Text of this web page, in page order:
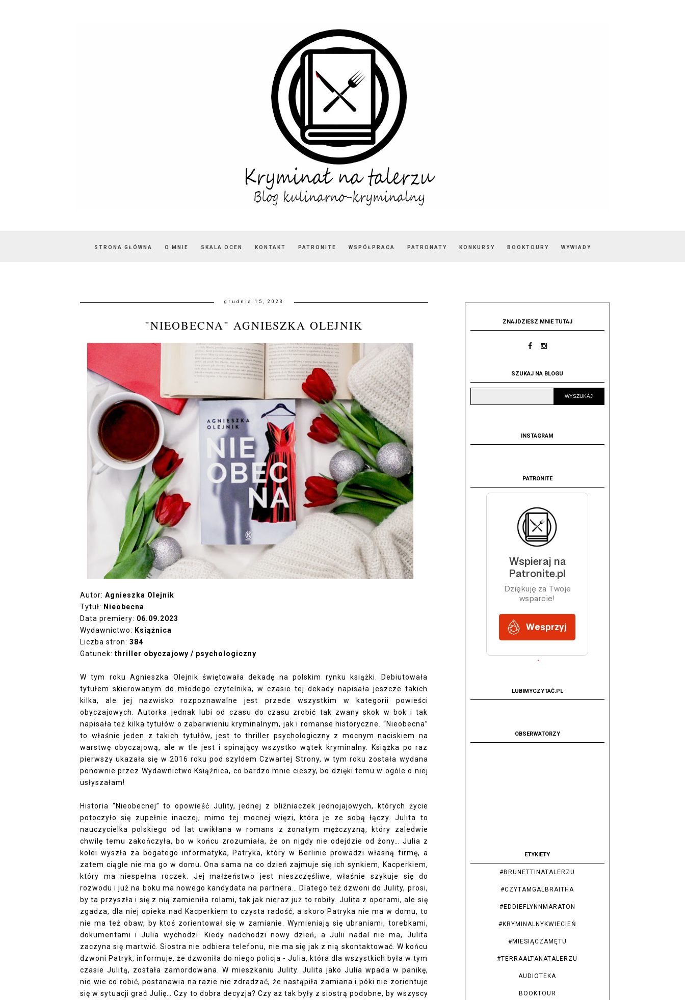
STRONA GŁÓWNA O MNIE SKALA OCEN KONTAKT PATRONITE WSPÓŁPRACA PATRONATY KONKURSY BOOKTOURY WYWIADY
grudnia 15, 2023
"NIEOBECNA" AGNIESZKA OLEJNIK
Autor: Agnieszka Olejnik
Tytuł: Nieobecna
Data premiery: 06.09.2023
Wydawnictwo: Książnica
Liczba stron: 384
Gatunek: thriller obyczajowy / psychologiczny
W tym roku Agnieszka Olejnik świętowała dekadę na polskim rynku książki. Debiutowała
tytułem skierowanym do młodego czytelnika, w czasie tej dekady napisała jeszcze takich
kilka, ale jej nazwisko rozpoznawalne jest przede wszystkim w kategorii powieści
obyczajowych. Autorka jednak lubi od czasu do czasu zrobić tak zwany skok w bok i tak
napisała też kilka tytułów o zabarwieniu kryminalnym, jak i romanse historyczne. “Nieobecna”
to właśnie jeden z takich tytułów, jest to thriller psychologiczny z mocnym naciskiem na
warstwę obyczajową, ale w tle jest i spinający wszystko wątek kryminalny. Książka po raz
pierwszy ukazała się w 2016 roku pod szyldem Czwartej Strony, w tym roku została wydana
ponownie przez Wydawnictwo Książnica, co bardzo mnie cieszy, bo dzięki temu w ogóle o niej
usłyszałam!
Historia “Nieobecnej” to opowieść Julity, jednej z bliźniaczek jednojajowych, których życie
potoczyło się zupełnie inaczej, mimo tej mocnej więzi, która je ze sobą łączy. Julita to
nauczycielka polskiego od lat uwikłana w romans z żonatym mężczyzną, który zaledwie
chwilę temu zakończyła, bo w końcu zrozumiała, że on nigdy nie odejdzie od żony… Julia z
kolei wyszła za bogatego informatyka, Patryka, który w Berlinie prowadzi własną firmę, a
zatem ciągle nie ma go w domu. Ona sama na co dzień zajmuje się ich synkiem, Kacperkiem,
który ma niespełna roczek. Jej małżeństwo jest nieszczęśliwe, właśnie szykuje się do
rozwodu i już na boku ma nowego kandydata na partnera… Dlatego też dzwoni do Julity, prosi,
by ta przyszła i się z nią zamieniła rolami, tak jak nieraz już to robiły. Julita z oporami, ale się
zgadza, dla niej opieka nad Kacperkiem to czysta radość, a skoro Patryka nie ma w domu, to
nie ma też obaw, by ktoś zorientował się w zamianie. Wymieniają się ubraniami, torebkami,
dokumentami i Julia wychodzi. Kiedy nadchodzi nowy dzień, a Julii nadal nie ma, Julita
zaczyna się martwić. Siostra nie odbiera telefonu, nie ma się jak z nią skontaktować. W końcu
dzwoni Patryk, informuje, że dzwoniła do niego policja - Julia, która dla wszystkich była w tym
czasie Julitą, została zamordowana. W mieszkaniu Julity. Julita jako Julia wpada w panikę,
nie wie co robić, postanawia na razie nie zdradzać, że nastąpiła zamiana i póki nie zorientuje
się w sytuacji grać Julię… Czy to dobra decyzja? Czy aż tak były z siostrą podobne, by wszyscy
ZNAJDZIESZ MNIE TUTAJ
SZUKAJ NA BLOGU
INSTAGRAM
PATRONITE
LUBIMYCZYTAĆ.PL
OBSERWATORZY
ETYKIETY
#BRUNETTINATALERZU
#CZYTAMGALBRAITHA
#EDDIEFLYNNMARATON
#KRYMINALNYKWIECIEŃ
#MIESIĄCZAMĘTU
#TERRAALTANATALERZU
AUDIOTEKA
BOOKTOUR